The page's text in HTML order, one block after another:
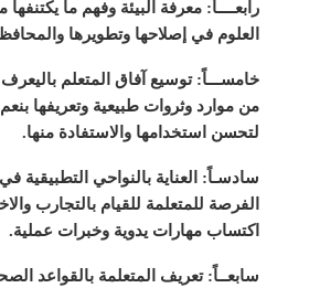
رابعــــاً: معرفة البيئة وفهم ما
العلوم في إصلاحها وتطويرها
خامســـاً: توسيع آفاق المتعلم
من موارد وثروات طبيعية وتعريفها بنعم
لتحسن استخدامها والاستفادة منها.
سادسـاً: العناية بالنواحي التطبيقية
الفرصة للمتعلمة للقيام بالتجارب
اكتساب مهارات يدوية وخبرات عملية.
سابعــاً: تعريف المتعلمة بالقواعد